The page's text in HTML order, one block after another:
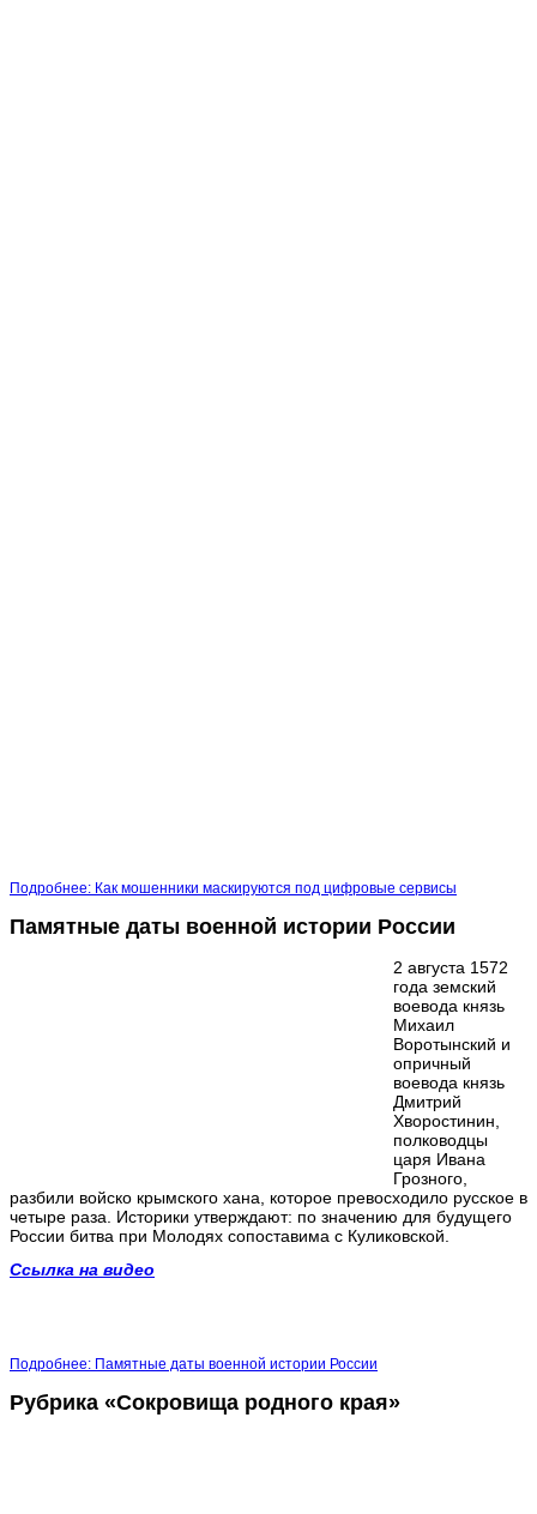
Подробнее: Как мошенники маскируются под цифровые сервисы
Памятные даты военной истории России
2 августа 1572
года земский
воевода князь
Михаил
Воротынский и
опричный
воевода князь
Дмитрий
Хворостинин,
полководцы
царя Ивана
Грозного,
разбили войско крымского хана, которое превосходило русское в
четыре раза. Историки утверждают: по значению для будущего
России битва при Молодях сопоставима с Куликовской.
Ссылка на видео
Подробнее: Памятные даты военной истории России
Рубрика «Сокровища родного края»